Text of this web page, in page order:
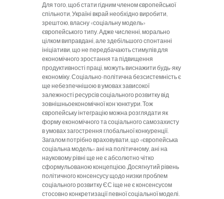
Для того, щоб стати гідним членом європейської
спільноти, Україні вкрай необхідно виробити,
зреш­тою, власну «соціальну модель»
європейського типу. Адже численні, морально
цілком виправдані, але здебільшого спонтанні
ініціативи, що не передбачають стимулів для
економічного зростання та підвищення
продуктивності праці, можуть виснажити будь-яку
економіку. Соціально-політична безсистемність є
ще небезпечнішою в умовах зависокої
залежності ре­сурсів соціального розвитку від
зовнішньоекономічної кон'юнктури. Тож
європейську інтеграцію можна розг­лядати як
форму економічного та соціального самоза­хисту
в умовах загострення глобальної конкуренції.
Загалом потрібно враховувати, що «європейська
соціальна модель» ані на політичному, ані на
науково­му рівні ще не є абсолютно чітко
сформульованою кон­цепцією. Досягнутий рівень
політичного консенсусу щодо низки проблем
соціального розвитку ЄС іще не є консенсусом
стосовно конкретизації певної соціальної моделі.